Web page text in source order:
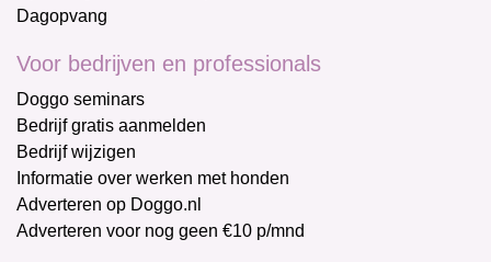
Dagopvang
Voor bedrijven en professionals
Doggo seminars
Bedrijf gratis aanmelden
Bedrijf wijzigen
Informatie over werken met honden
Adverteren op Doggo.nl
Adverteren voor nog geen €10 p/mnd